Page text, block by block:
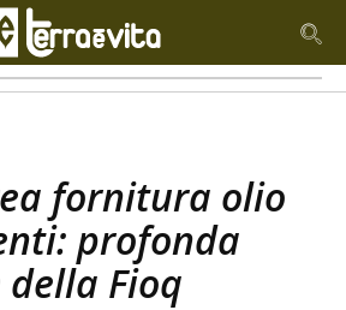
fornitura olio
profonda
Fioq